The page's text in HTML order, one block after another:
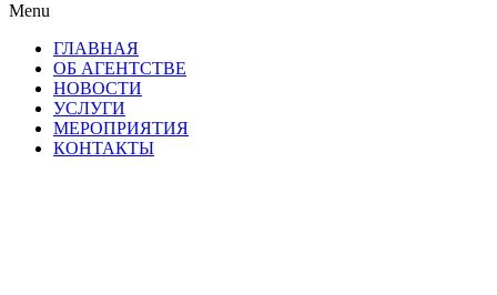
Menu
ГЛАВНАЯ
ОБ АГЕНТСТВЕ
НОВОСТИ
УСЛУГИ
МЕРОПРИЯТИЯ
КОНТАКТЫ